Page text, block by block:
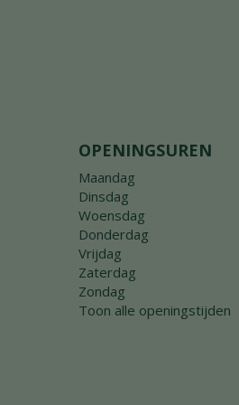
OPENINGSUREN
Maandag
Dinsdag
Woensdag
Donderdag
Vrijdag
Zaterdag
Zondag
Toon alle openingstijden